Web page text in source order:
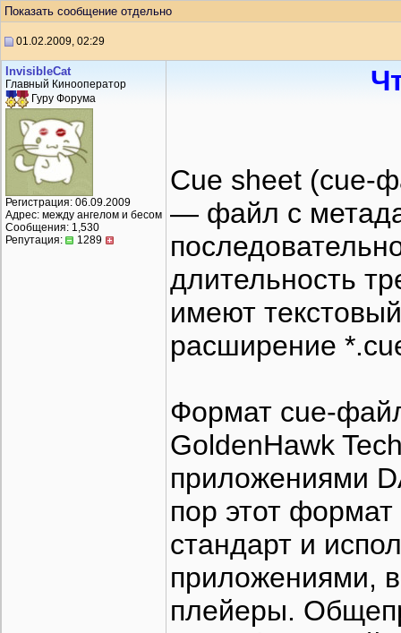
Показать сообщение отдельно
01.02.2009, 02:29
InvisibleCat
Главный Кинооператор
Гуру Форума
Регистрация: 06.09.2009
Адрес: между ангелом и бесом
Сообщения: 1,530
Репутация:
1289
Cue sheet (cue-
— файл с
длительность
имеют
расширение
Формат cue-
GoldenHawk
приложениями
пор этот
стандарт и
приложениями,
плейеры.